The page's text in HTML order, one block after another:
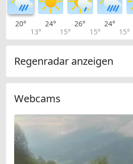
20°
13°
24°
15°
26°
15°
24°
15°
Regenradar anzeigen
Webcams